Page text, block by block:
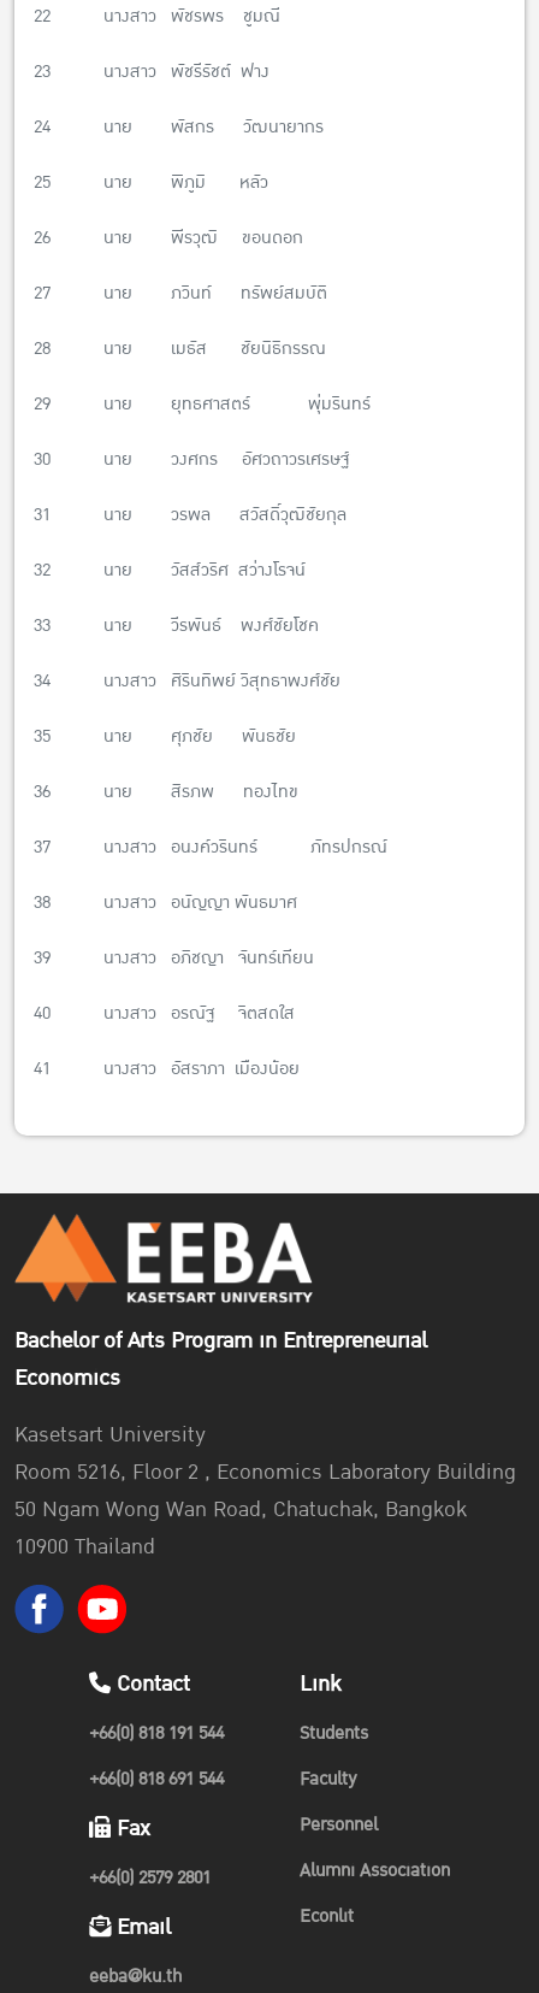
22 นางสาว พัชรพร ชูมณี
23 นางสาว พัชรีรัชต์ ฟาง
24 นาย พัสกร วัฒนายากร
25 นาย พิภูมิ หลัว
26 นาย พีรวุฒิ ขอนดอก
27 นาย ภวินท์ ทรัพย์สมบัติ
28 นาย เมธัส ชัยนิธิกรรณ
29 นาย ยุทธศาสตร์ พุ่มรินทร์
30 นาย วงศกร อัศวถาวรเศรษฐ์
31 นาย วรพล สวัสดิ์วุฒิชัยกุล
32 นาย วัสส์วริศ สว่างโรจน์
33 นาย วีรพันธ์ พงศ์ชัยโชค
34 นางสาว ศิรินทิพย์ วิสุทธาพงศ์ชัย
35 นาย ศุภชัย พันธชัย
36 นาย สิรภพ ทองไทข
37 นางสาว อนงค์วรินทร์ ภัทรปกรณ์
38 นางสาว อนัญญา พันธมาศ
39 นางสาว อภิชญา จันทร์เทียน
40 นางสาว อรณัฐ จิตสดใส
41 นางสาว อัสราภา เมืองน้อย
Bachelor of Arts Program in Entrepreneurial
Economics
Kasetsart University
Room 5216, Floor 2 , Economics Laboratory Building
50 Ngam Wong Wan Road, Chatuchak, Bangkok
10900 Thailand
Contact
+66(0) 818 191 544
+66(0) 818 691 544
Fax
+66(0) 2579 2801
Email
eeba@ku.th
Link
Students
Faculty
Personnel
Alumni Association
Econlit